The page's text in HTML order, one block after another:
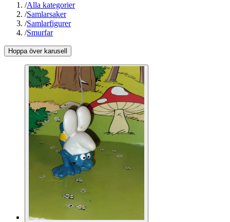
/Alla kategorier
/Samlarsaker
/Samlarfigurer
/Smurfar
Hoppa över karusell